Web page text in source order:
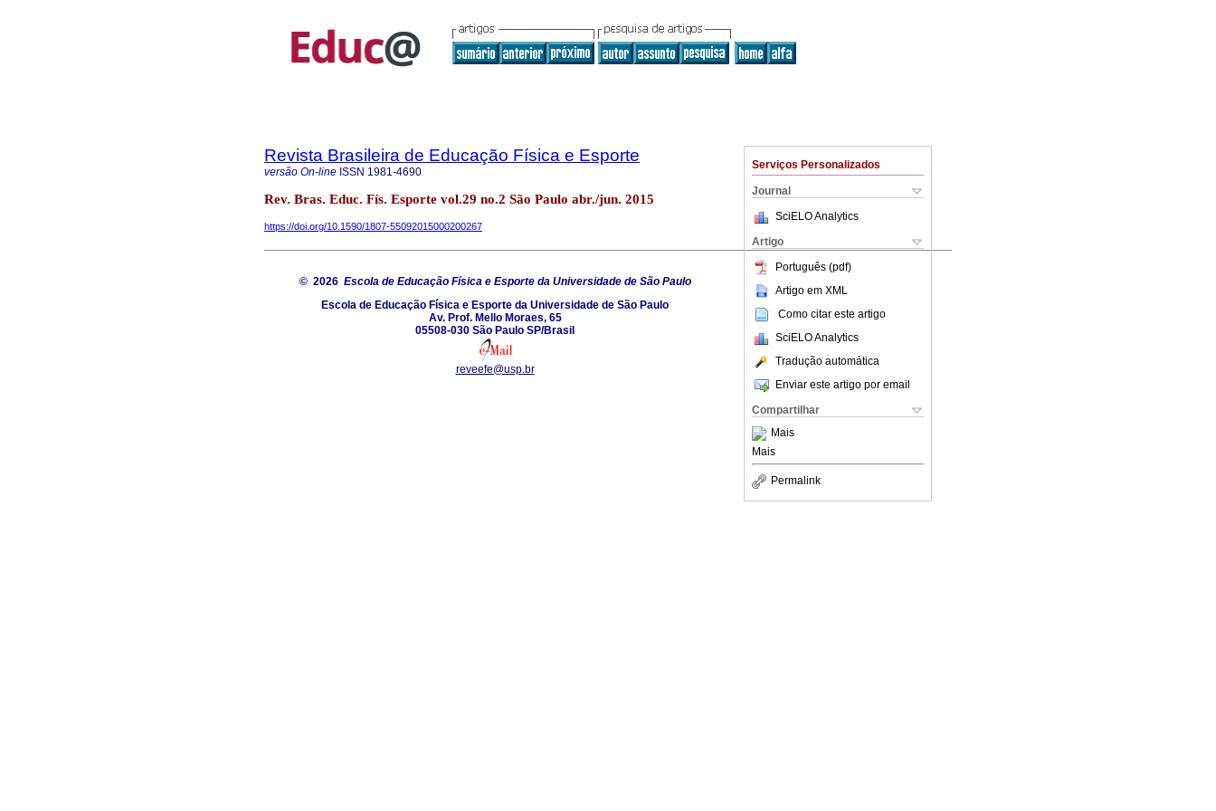
Serviços Personalizados
Journal
SciELO Analytics
Artigo
Português (pdf)
Artigo em XML
Como citar este artigo
SciELO Analytics
Tradução automática
Enviar este artigo por email
Compartilhar
Mais
Mais
Permalink
Revista Brasileira de Educação Física e Esporte
versão On-line ISSN 1981-4690
Rev. Bras. Educ. Fís. Esporte vol.29 no.2 São Paulo abr./jun. 2015
https://doi.org/10.1590/1807-55092015000200267
© 2026 Escola de Educação Física e Esporte da Universidade de São Paulo
Escola de Educação Física e Esporte da Universidade de São Paulo
Av. Prof. Mello Moraes, 65
05508-030 São Paulo SP/Brasil
reveefe@usp.br